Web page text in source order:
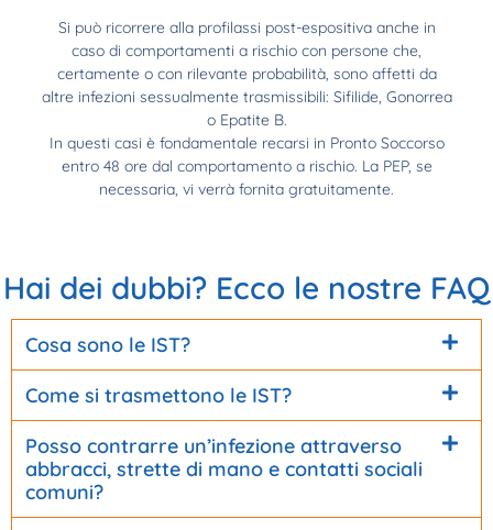
Si può ricorrere alla profilassi post-espositiva anche in
caso di comportamenti a rischio con persone che,
certamente o con rilevante probabilità, sono affetti da
altre infezioni sessualmente trasmissibili: Sifilide, Gonorrea
o Epatite B.
In questi casi è fondamentale recarsi in Pronto Soccorso
entro 48 ore dal comportamento a rischio. La PEP, se
necessaria, vi verrà fornita gratuitamente.
Hai dei dubbi? Ecco le nostre FAQ
Cosa sono le IST?
Come si trasmettono le IST?
Posso contrarre un’infezione attraverso
abbracci, strette di mano e contatti sociali
comuni?